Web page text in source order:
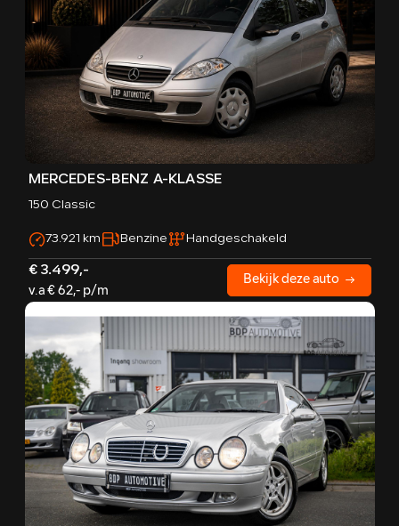
MERCEDES-BENZ A-KLASSE
150 Classic
73.921 km Benzine Handgeschakeld
€ 3.499,-
v.a € 62,- p/m
Bekijk deze auto